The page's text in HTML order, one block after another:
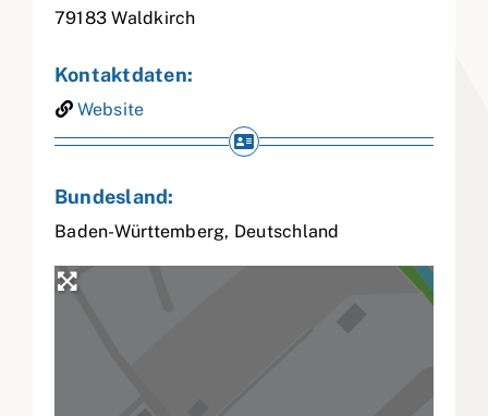
79183 Waldkirch
Kontaktdaten:
Website
Bundesland:
Baden-Württemberg, Deutschland